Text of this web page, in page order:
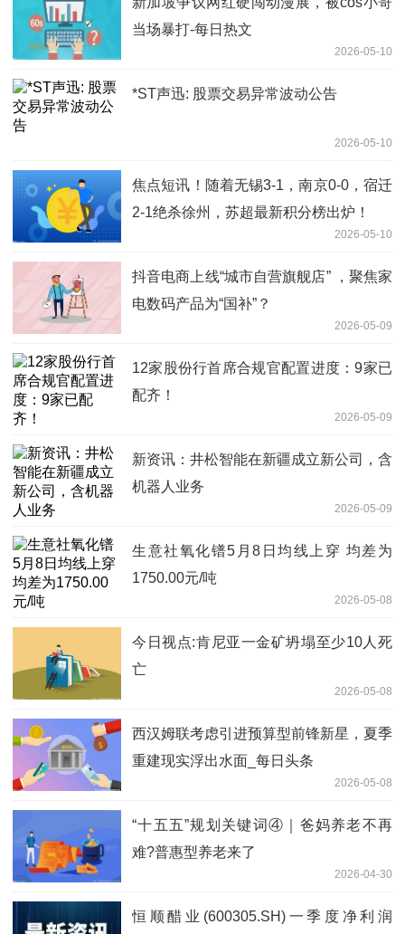
当场暴打-每日热文
2026-05-10
*ST声迅: 股票交易异常波动公告
2026-05-10
焦点短讯！随着无锡3-1，南京0-0，宿迁
2-1绝杀徐州，苏超最新积分榜出炉！
2026-05-10
抖音电商上线“城市自营旗舰店” ，聚焦家
电数码产品为“国补”？
2026-05-09
12家股份行首席合规官配置进度：9家已
配齐！
2026-05-09
新资讯：井松智能在新疆成立新公司，含
机器人业务
2026-05-09
生意社氧化镨5月8日均线上穿 均差为
1750.00元/吨
2026-05-08
今日视点:肯尼亚一金矿坍塌至少10人死
亡
2026-05-08
西汉姆联考虑引进预算型前锋新星，夏季
重建现实浮出水面_每日头条
2026-05-08
“十五五”规划关键词④｜爸妈养老不再
难?普惠型养老来了
2026-04-30
恒顺醋业(600305.SH)一季度净利润